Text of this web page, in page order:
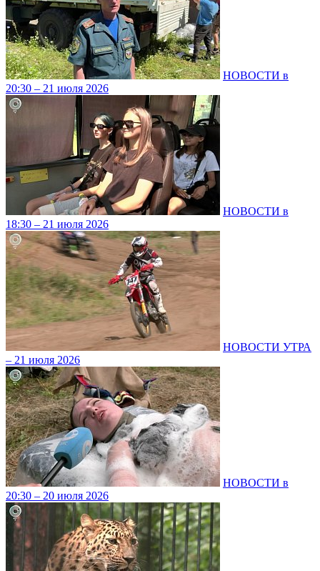
НОВОСТИ в
20:30 – 21 июля 2026
НОВОСТИ в
18:30 – 21 июля 2026
НОВОСТИ УТРА
– 21 июля 2026
НОВОСТИ в
20:30 – 20 июля 2026